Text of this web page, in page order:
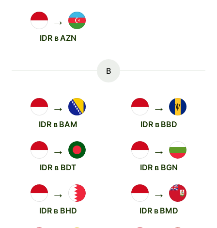
→
IDR в AZN
B
→
IDR в BAM
→
IDR в BBD
→
IDR в BDT
→
IDR в BGN
→
IDR в BHD
→
IDR в BMD